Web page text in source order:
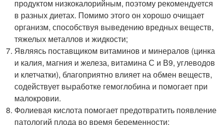
продуктом низкокалорийным, поэтому рекомендуется
в разных диетах. Помимо этого он хорошо очищает
организм, способствуя выведению вредных веществ,
тяжелых металлов и жидкости;
Являясь поставщиком витаминов и минералов (цинка
и калия, магния и железа, витамина С и В9, углеводов
и клетчатки), благоприятно влияет на обмен веществ,
содействует выработке гемоглобина и помогает при
малокровии.
Фолиевая кислота помогает предотвратить появление
патологий плода во время беременности;